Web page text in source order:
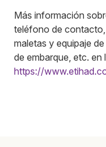
Más información
teléfono de
maletas y equipaje
de embarque, etc. en
https://